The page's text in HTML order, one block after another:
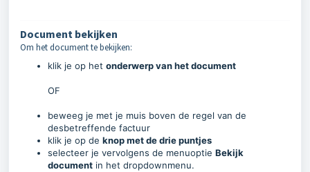
Document bekijken
Om het document te bekijken:
klik je op het onderwerp van het document
OF
beweeg je met je muis boven de regel van de
desbetreffende factuur
klik je op de knop met de drie puntjes
selecteer je vervolgens de menuoptie Bekijk
document in het dropdownmenu.